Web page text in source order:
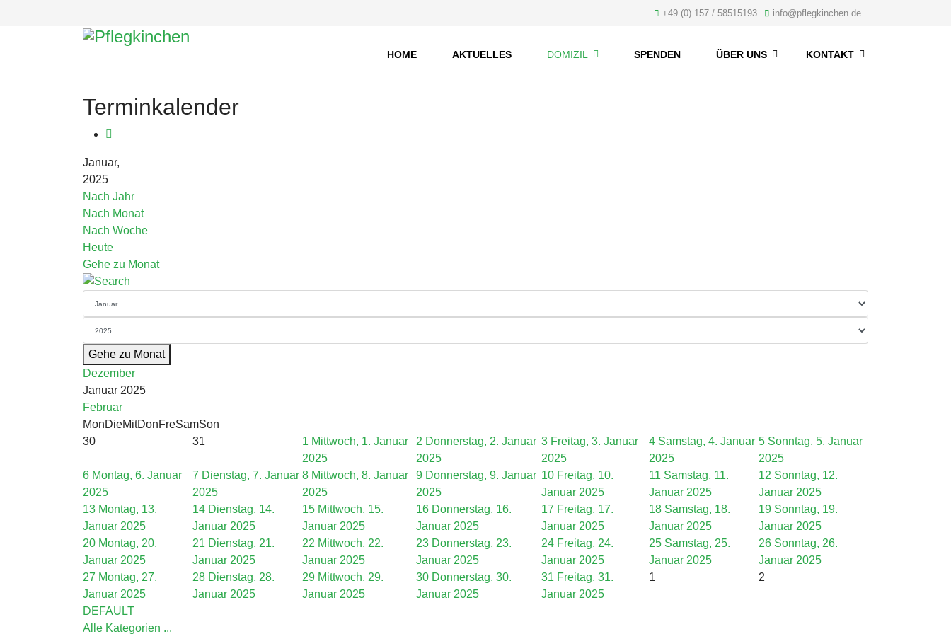
+49 (0) 157 / 58515193 info@pflegkinchen.de
HOME AKTUELLES DOMIZIL SPENDEN ÜBER UNS KONTAKT
Terminkalender
Januar,
2025
Nach Jahr
Nach Monat
Nach Woche
Heute
Gehe zu Monat
Gehe zu Monat
Dezember
Januar 2025
Februar
MonDieMitDonFreSamSon
30
31 1 Mittwoch, 1. Januar
2025
2 Donnerstag, 2. Januar
2025
3 Freitag, 3. Januar
2025
4 Samstag, 4. Januar
2025
5 Sonntag, 5. Januar
2025
6 Montag, 6. Januar
2025
7 Dienstag, 7. Januar
2025
8 Mittwoch, 8. Januar
2025
9 Donnerstag, 9. Januar
2025
10 Freitag, 10.
Januar 2025
11 Samstag, 11.
Januar 2025
12 Sonntag, 12.
Januar 2025
13 Montag, 13.
Januar 2025
14 Dienstag, 14.
Januar 2025
15 Mittwoch, 15.
Januar 2025
16 Donnerstag, 16.
Januar 2025
17 Freitag, 17.
Januar 2025
18 Samstag, 18.
Januar 2025
19 Sonntag, 19.
Januar 2025
20 Montag, 20.
Januar 2025
21 Dienstag, 21.
Januar 2025
22 Mittwoch, 22.
Januar 2025
23 Donnerstag, 23.
Januar 2025
24 Freitag, 24.
Januar 2025
25 Samstag, 25.
Januar 2025
26 Sonntag, 26.
Januar 2025
27 Montag, 27.
Januar 2025
28 Dienstag, 28.
Januar 2025
29 Mittwoch, 29.
Januar 2025
30 Donnerstag, 30.
Januar 2025
31 Freitag, 31.
Januar 2025
1 2
DEFAULT
Alle Kategorien ...